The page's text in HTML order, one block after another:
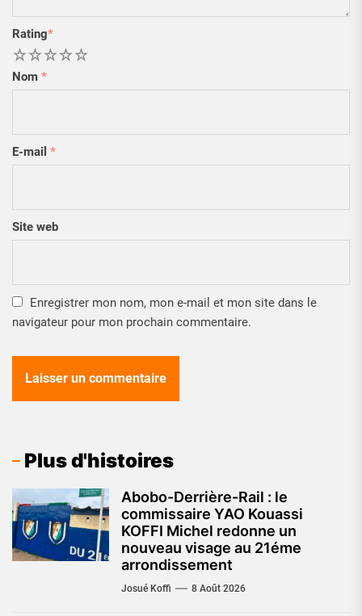
Rating*
5
4
3
2
Nom *
E-mail *
Site web
Enregistrer mon nom, mon e-mail et mon site dans le
navigateur pour mon prochain commentaire.
Plus d'histoires
Abobo-Derrière-Rail : le
commissaire YAO Kouassi
KOFFI Michel redonne un
nouveau visage au 21éme
arrondissement
Josué Koffi 8 Août 2026